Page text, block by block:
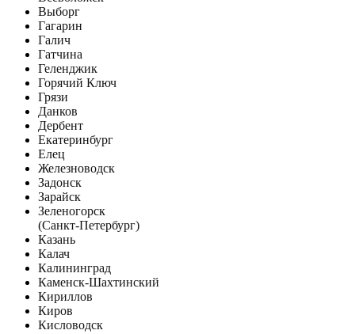
Выборг
Гагарин
Галич
Гатчина
Геленджик
Горячий Ключ
Грязи
Данков
Дербент
Екатеринбург
Елец
Железноводск
Задонск
Зарайск
Зеленогорск
(Санкт-Петербург)
Казань
Калач
Калининград
Каменск-Шахтинский
Кириллов
Киров
Кисловодск